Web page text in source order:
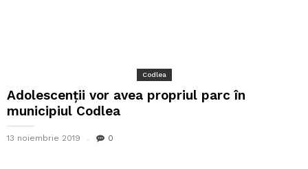
Codlea
Adolescenții vor avea propriul parc în
municipiul Codlea
13 noiembrie 2019 0